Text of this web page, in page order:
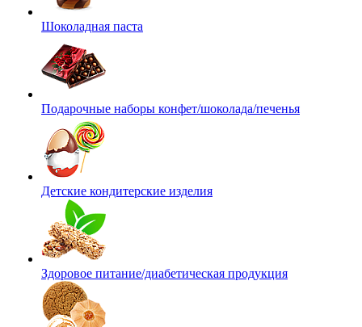
Шоколадная паста
Подарочные наборы конфет/шоколада/печенья
Детские кондитерские изделия
Здоровое питание/диабетическая продукция